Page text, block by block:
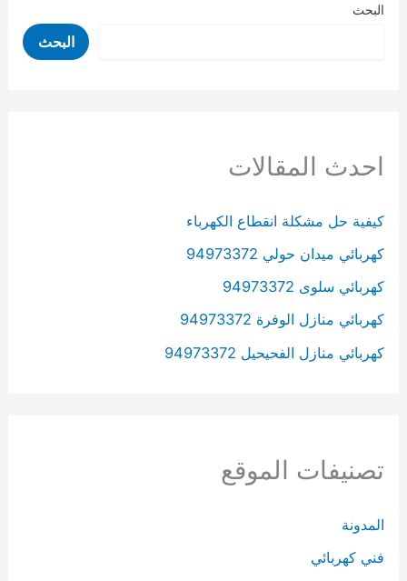
البحث
البحث
احدث المقالات
كيفية حل مشكلة انقطاع الكهرباء
كهربائي ميدان حولي 94973372
كهربائي سلوى 94973372
كهربائي منازل الوفرة 94973372
كهربائي منازل الفحيحيل 94973372
تصنيفات الموقع
المدونة
فني كهربائي